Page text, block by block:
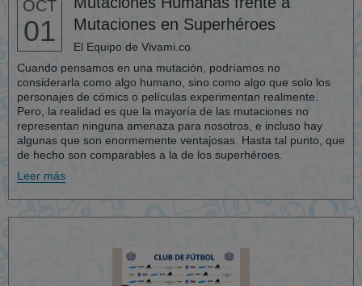
OCT
01
Mutaciones en Superhéroes
El Equipo de Vivami.co
Cuando pensamos en una mutación, podríamos no
considerarla como algo humano, sino como algo que solo los
personajes de cómics o películas experimentan realmente.
Pero, la realidad es que la mayoría de las mutaciones no
representan ninguna amenaza para nosotros, e incluso hay
algunas que son enormemente ventajosas. Hasta tal punto, que
de hecho son comparables a la de los superhéroes.
Leer más